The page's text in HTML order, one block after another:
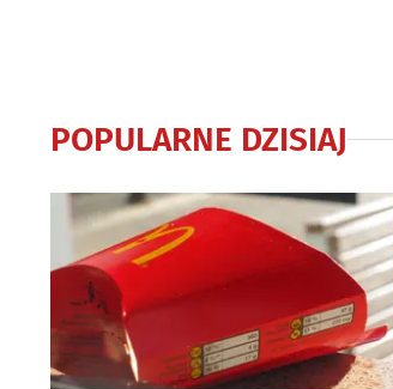
POPULARNE DZISIAJ